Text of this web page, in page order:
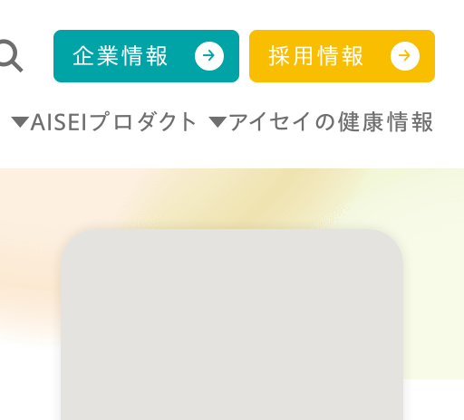
企業情報 採用情報
AISEIプロダクト アイセイの健康情報